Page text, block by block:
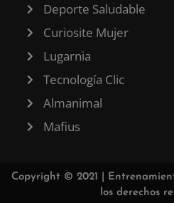
Deporte Saludable
Curiosite Mujer
Lugarnia
Tecnología Clic
Almanimal
Mafius
Copyright © 2021 |
los derechos